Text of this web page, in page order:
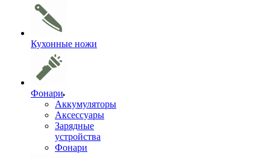
Кухонные ножи
Фонари
Аккумуляторы
Аксессуары
Зарядные
устройства
Фонари